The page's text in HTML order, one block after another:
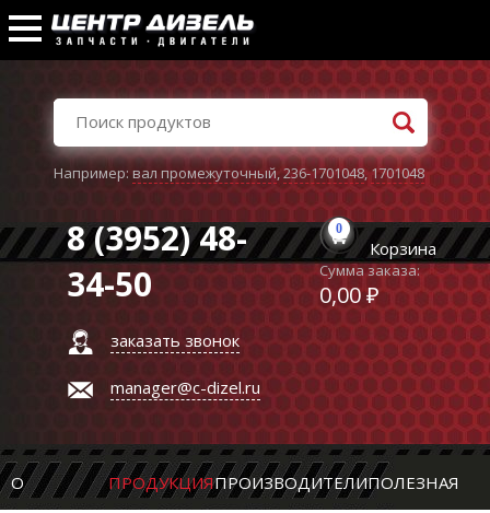
Например:вал промежуточный,236-1701048,1701048
8 (3952) 48-
34-50
заказать звонок
manager@c-dizel.ru
0
Корзина
Сумма заказа:
0,00 ₽
О ПРОДУКЦИЯПРОИЗВОДИТЕЛИПОЛЕЗНАЯ